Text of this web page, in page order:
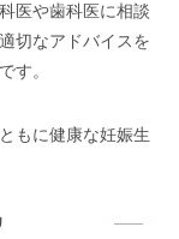
医や歯科医に相談
切なアドバイスを
す。
もに健康な妊娠生